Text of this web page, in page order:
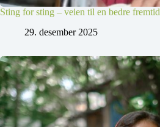
Sting for sting – veien til en bedre fremtid
29. desember 2025